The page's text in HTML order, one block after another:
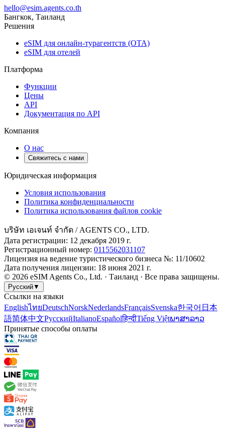
hello@esim.agents.co.th
Бангкок, Таиланд
Решения
eSIM для онлайн-турагентств (OTA)
eSIM для отелей
Платформа
Функции
Цены
API
Документация по API
Компания
О нас
Свяжитесь с нами
Юридическая информация
Условия использования
Политика конфиденциальности
Политика использования файлов cookie
บริษัท เอเจนท์ จำกัด / AGENTS CO., LTD.
Дата регистрации: 12 декабря 2019 г.
Регистрационный номер: 0115562031107
Лицензия на ведение туристического бизнеса №: 11/10602
Дата получения лицензии: 18 июня 2021 г.
© 2026 eSIM Agents Co., Ltd. · Таиланд · Все права защищены.
Русский▼
Ссылки на языки
EnglishไทยDeutschNorskNederlandsFrançaisSvenska한국어 日本
語简体中文РусскийItalianoEspañolहिन्दीTiếng Việtພາສາລາວ
Принятые способы оплаты